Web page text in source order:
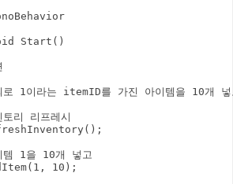
Start()
1이라는 itemID를 가진 아이템을 10개 넣
리 리프레시
1을 10개 넣고
10);